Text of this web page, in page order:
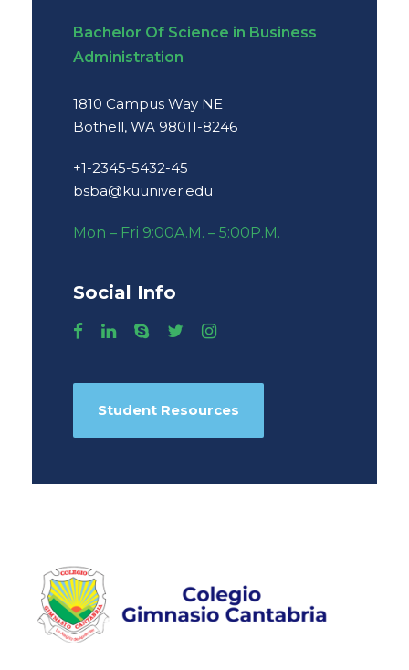
Bachelor Of Science in Business
Administration
1810 Campus Way NE
Bothell, WA 98011-8246
+1-2345-5432-45
bsba@kuuniver.edu
Mon – Fri 9:00A.M. – 5:00P.M.
Social Info
Student Resources